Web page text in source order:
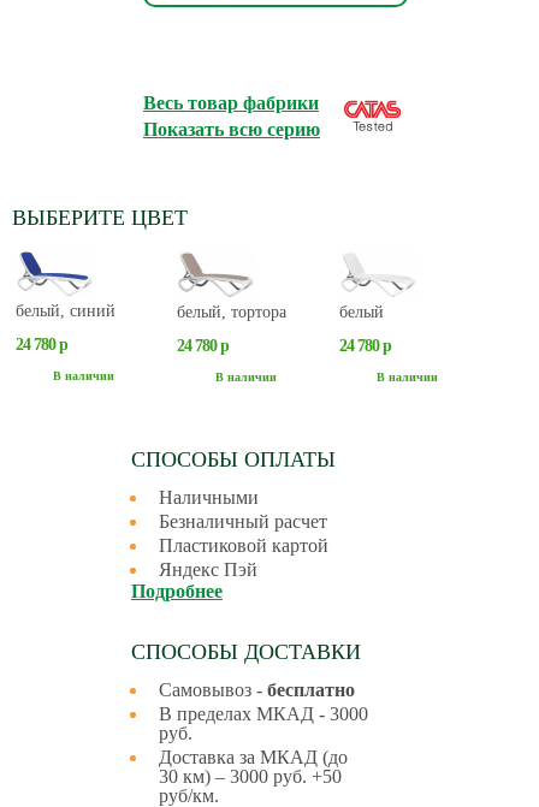
Весь товар фабрики
Показать всю серию
ВЫБЕРИТЕ ЦВЕТ
белый, синий
24 780 р
В наличии
белый, тортора
24 780 р
В наличии
белый
24 780 р
В наличии
СПОСОБЫ ОПЛАТЫ
Наличными
Безналичный расчет
Пластиковой картой
Яндекс Пэй
Подробнее
СПОСОБЫ ДОСТАВКИ
Самовывоз - бесплатно
В пределах МКАД - 3000
руб.
Доставка за МКАД (до
30 км) – 3000 руб. +50
руб/км.